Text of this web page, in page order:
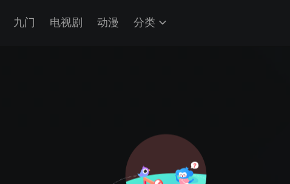
九门 电视剧 动漫 分类